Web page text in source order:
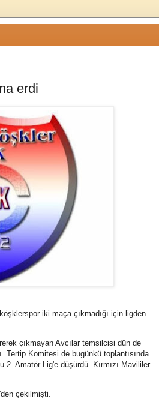
erdi
iki maça çıkmadığı için ligden
çıkmayan Avcılar temsilcisi dün de
Tertip Komitesi de bugünkü toplantısında
2. Amatör Lig'e düşürdü. Kırmızı Mavililer
çekilmişti.